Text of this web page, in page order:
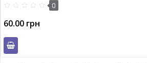
0
60.00 грн